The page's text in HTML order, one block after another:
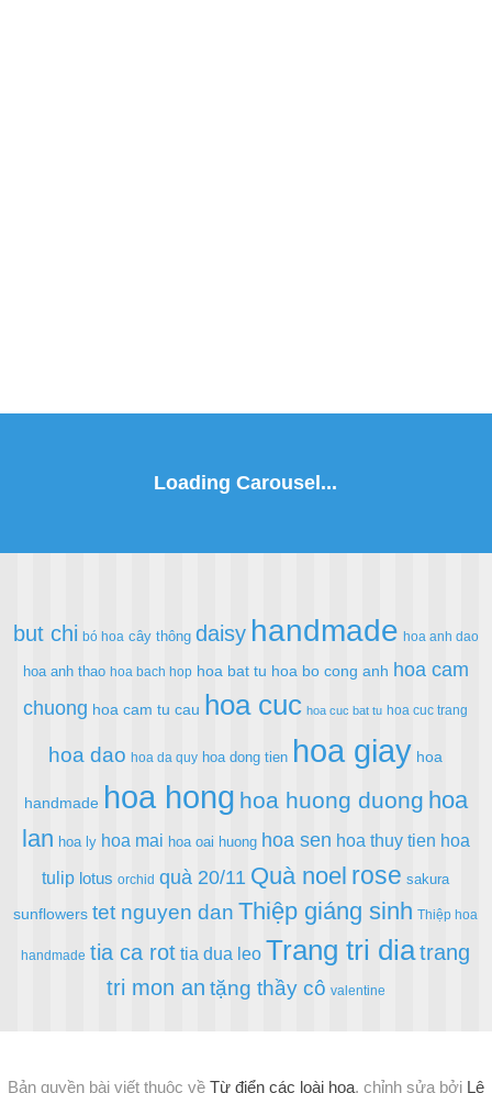
but chi bó hoa cây thông daisy handmade hoa anh dao
hoa anh thao hoa bach hop hoa bat tu hoa bo cong anh hoa cam
chuong hoa cam tu cau hoa cuc hoa cuc bat tu hoa cuc trang
hoa dao hoa da quy hoa dong tien hoa giay hoa
handmade hoa hong hoa huong duong hoa
lan hoa ly hoa mai hoa oai huong hoa sen hoa thuy tien hoa
tulip lotus orchid quà 20/11 Quà noel rose sakura
sunflowers tet nguyen dan Thiệp giáng sinh Thiệp hoa
handmade tia ca rot tia dua leo Trang tri diatrang
tri mon an tặng thầy cô valentine
Bản quyền bài viết thuộc về Từ điển các loài hoa, chỉnh sửa bởi Lê